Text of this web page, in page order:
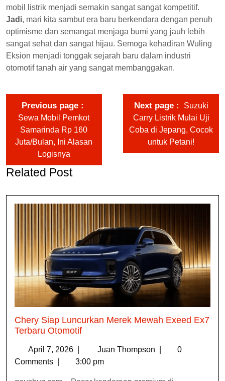
mobil listrik menjadi semakin sangat sangat kompetitif.
Jadi, mari kita sambut era baru berkendara dengan penuh
optimisme dan semangat menjaga bumi yang jauh lebih
sangat sehat dan sangat hijau. Semoga kehadiran Wuling
Eksion menjadi tonggak sejarah baru dalam industri
otomotif tanah air yang sangat membanggakan.
Previous page
Sewa Mobil Pemkot
Samarinda Rp 160
Juta/Bulan, Ini Alasan
Logisnya
Next page
Suzuki
Carry Listrik Mulai Uji
Coba di Jepang, Cocok
untuk Petani!
Related Post
Chery Siap Luncurkan Merek Mewah Exeed Ex7
Terbaru Otomotif
April 7, 2026 Juan Thompson
0
Comments
3:00 pm